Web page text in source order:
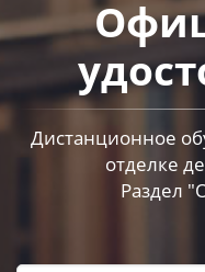
Дистанционное
отделке
Раздел